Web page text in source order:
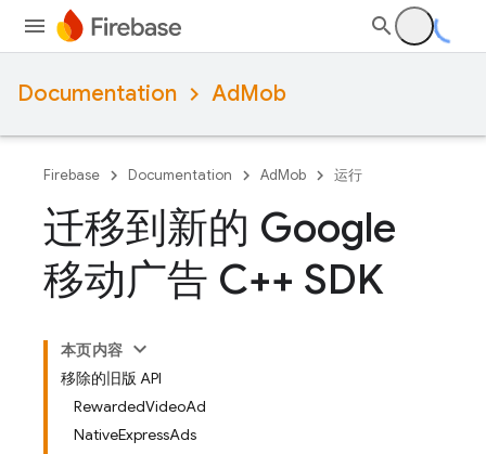
Documentation AdMob
Firebase Documentation AdMob 运行
迁移到新的 Google
移动广告 C++ SDK
本页内容
移除的旧版 API
RewardedVideoAd
NativeExpressAds